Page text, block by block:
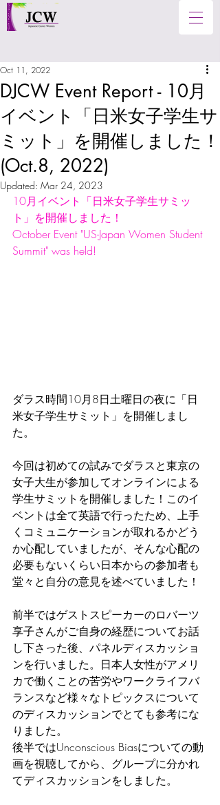
DJCW Event Report - 10月
イベント「日米女子学生サ
ミット」を開催しました！
(Oct.8, 2022)
Oct 11, 2022
Updated: Mar 24, 2023
10月イベント「日米女子学生サミッ
ト」を開催しました！
October Event "US-Japan Women Student
Summit" was held!
ダラス時間10月8日土曜日の夜に 「日
米女子学生サミット 」 を開催しまし
た。
今回は初めての試みでダラスと東京の
女子大生が参加してオンラインによる
学生サミットを開催しました！このイ
ベントは全て英語で行ったため、上手
くコミュニケーションが取れるかどう
か心配していましたが、そんな心配の
必要もないくらい日本からの参加者も
堂々と自分の意見を述べていました！
前半ではゲストスピーカーのロバーツ
享子さんがご自身の経歴についてお話
し下さった後、パネルディスカッショ
ンを行いました。日本人女性がアメリ
カで働くことの苦労やワークライフバ
ランスなど様々なトピックスについて
のディスカッションでとても参考にな
りました。
後半ではUnconscious Biasについての動
画を視聴してから、グループに分かれ
てディスカッションをしました。